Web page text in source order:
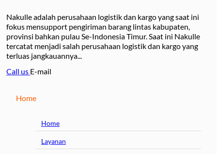
Nakulle adalah perusahaan logistik dan kargo yang saat ini
fokus mensupport pengiriman barang lintas kabupaten,
provinsi bahkan pulau Se-Indonesia Timur. Saat ini Nakulle
tercatat menjadi salah perusahaan logistik dan kargo yang
terluas jangkauannya...
Call us E-mail
Home
Home
Layanan